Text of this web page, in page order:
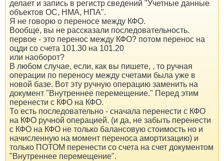
делает и запись в регистр сведений "Учетные данные
объектов ОС, НМА, НПА".
Я не говорю о переносе между КФО.
Вообще, вы не рассказали последовательность.
первое - это перенос между КФО? потом перенос на
оцди со счета 101.30 на 101.20
или наоборот?
В любом случае, если, как вы пишете, , то ручная
операции по переносу между счетами была уже в
новой базе. Вот эту ручную операцию заменить на
документ "Внутреннее перемещение." Перед этим
перенести с КФО на КФО.
То есть последовательно - сначала перенести с КФО
на КФО ручной операцией. (и да, не забыть перенести
с КФО на КФО не только балансовую стоимость но и
начисленную на момент переноса амортизацию) и
только ПОТОМ перенести со счета на счет документом
"Внутреннее перемещение".